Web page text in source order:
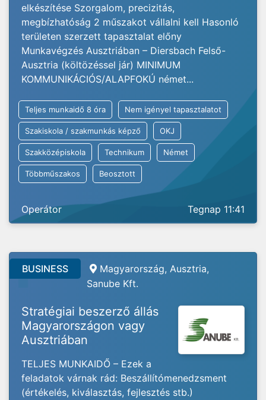
elkészítése Szorgalom, precizitás,
megbízhatóság 2 műszakot vállalni kell Hasonló
területen szerzett tapasztalat előny
Munkavégzés Ausztriában – Diersbach Felső-
Ausztria (költözéssel jár) MINIMUM
KOMMUNIKÁCIÓS/ALAPFOKÚ német...
Teljes munkaidő 8 óra Nem igényel tapasztalatot
Szakiskola / szakmunkás képző OKJ
Szakközépiskola Technikum Német
Többműszakos Beosztott
Operátor Tegnap 11:41
BUSINESS
Magyarország, Ausztria,
Sanube Kft.
Stratégiai beszerző állás
Magyarországon vagy
Ausztriában
TELJES MUNKAIDŐ – Ezek a
feladatok várnak rád: Beszállítómenedzsment
(értékelés, kiválasztás, fejlesztés stb.)